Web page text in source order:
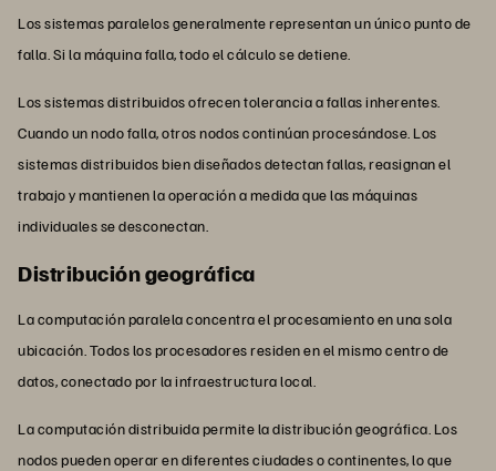
Los sistemas paralelos generalmente representan un único punto de
falla. Si la máquina falla, todo el cálculo se detiene.
Los sistemas distribuidos ofrecen tolerancia a fallas inherentes.
Cuando un nodo falla, otros nodos continúan procesándose. Los
sistemas distribuidos bien diseñados detectan fallas, reasignan el
trabajo y mantienen la operación a medida que las máquinas
individuales se desconectan.
Distribución geográfica
La computación paralela concentra el procesamiento en una sola
ubicación. Todos los procesadores residen en el mismo centro de
datos, conectado por la infraestructura local.
La computación distribuida permite la distribución geográfica. Los
nodos pueden operar en diferentes ciudades o continentes, lo que